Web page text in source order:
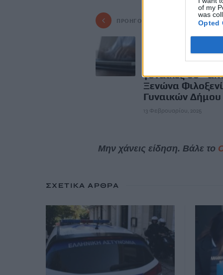
of my
was
Opted
ΠΡΟΗΓΟΎΜΕΝΟ
Ηλεκτρονικών
Υπολογιστών σε
γυναίκες 60+
Ξενώνα
Γυναικών
13 Φεβρουαρίου, 2025
Μην χάνεις είδηση. Βάλε το
ΣΧΕΤΙΚΆ ΆΡΘΡΑ